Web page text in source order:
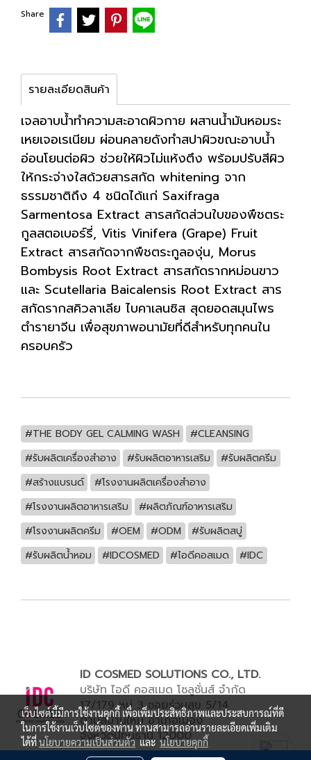
Share
รายละเอียดสินค้า
เจลอาบน้ำทำความสะอาดผิวกาย ผสานน้ำมันหอมระ
เหยเจอเรเนียม ผ่อนคลายดังทำสปาผิวขณะอาบน้ำ
อ่อนโยนต่อผิว ช่วยให้ผิวไม่แห้งตึง พร้อมปรับสีผิว
ให้กระจ่างใสด้วยสารสกัด whitening จาก
ธรรมชาติถึง 4 ชนิดได้แก่ Saxifraga
Sarmentosa Extract สารสกัดส่วนใบของพืชตระ
กูลสตอเบอร์รี่, Vitis Vinifera (Grape) Fruit
Extract สารสกัดจากพืชตระกูลองุ่น, Morus
Bombysis Root Extract สารสกัดรากหม่อนขาว
และ Scutellaria Baicalensis Root Extract สาร
สกัดรากสคิวลาเลีย ไบคาเลนซิส สุดยอดสมุนไพร
ตำรายาจีน เพื่อสุขภาพอนามัยที่ดีสำหรับทุกคนใน
ครอบครัว
#THE BODY GEL CALMING WASH
#CLEANSING
#รับผลิตเครื่องสำอาง
#รับผลิตอาหารเสริม
#รับผลิตครีม
#สร้างแบรนด์
#โรงงานผลิตเครื่องสำอาง
#โรงงานผลิตอาหารเสริม
#ผลิตภัณฑ์อาหารเสริม
#โรงงานผลิตครีม
#OEM #ODM
#รับผลิตสบู่
#รับผลิตน้ำหอม
#IDCOSMED #ไอดีคอสเมด #IDC
ID COSMED SOLUTIONS CO., LTD.
บริษัท ไอดี คอสเมด โซลูชั่นส์ จำกัด
17/179 หมู่ 3 ซอยร่วมสุข 5/14
ตำบลบ้านใหม่ อำเภอเมือง
จังหวัดปทุมธานี 12000
เว็บไซต์นี้มีการใช้งานคุกกี้ เพื่อเพิ่มประสิทธิภาพและประสบการณ์ที่ดี
ในการใช้งานเว็บไซต์ของท่าน ท่านสามารถอ่านรายละเอียดเพิ่มเติม
ได้ที่นโยบายความเป็นส่วนตัวและ นโยบายคุกกี้